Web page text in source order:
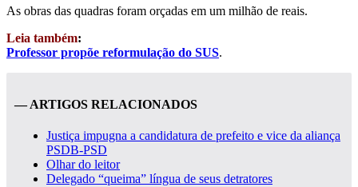
As obras das quadras foram orçadas em um milhão de reais.
Leia também:
Professor propõe reformulação do SUS.
— ARTIGOS RELACIONADOS
Justiça impugna a candidatura de prefeito e vice da aliança
PSDB-PSD
Olhar do leitor
Delegado “queima” língua de seus detratores